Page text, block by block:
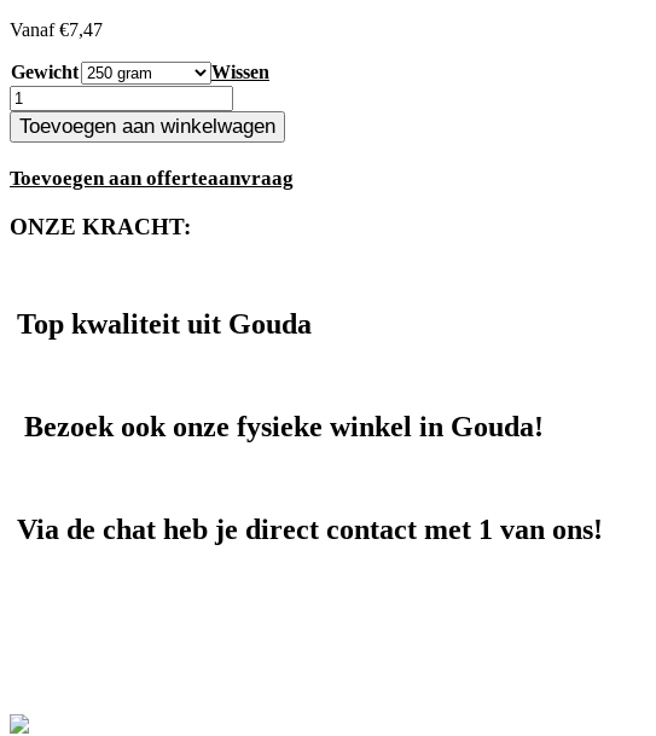
Vanaf €7,47
Gewicht
Wissen
Geitenkaas
Oud
(sikkepit)
Toevoegen aan winkelwagen
Toevoegen aan offerteaanvraag
ONZE KRACHT:
Top kwaliteit uit Gouda
Bezoek ook onze fysieke winkel in Gouda!
Via de chat heb je direct contact met 1 van ons!